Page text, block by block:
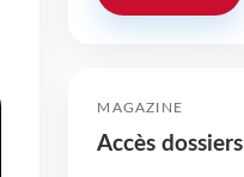
MAGAZINE
Accès dossiers